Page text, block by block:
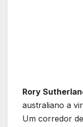
Rory
australiano a
Um corredor